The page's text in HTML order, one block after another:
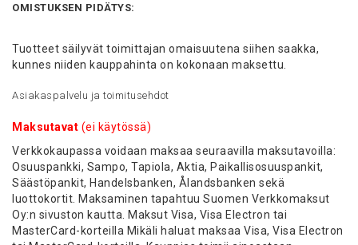
OMISTUKSEN PIDÄTYS:
Tuotteet säilyvät toimittajan omaisuutena siihen saakka,
kunnes niiden kauppahinta on kokonaan maksettu.
Asiakaspalvelu ja toimitusehdot
Maksutavat (ei käytössä)
Verkkokaupassa voidaan maksaa seuraavilla maksutavoilla:
Osuuspankki, Sampo, Tapiola, Aktia, Paikallisosuuspankit,
Säästöpankit, Handelsbanken, Ålandsbanken sekä
luottokortit. Maksaminen tapahtuu Suomen Verkkomaksut
Oy:n sivuston kautta. Maksut Visa, Visa Electron tai
MasterCard-korteilla Mikäli haluat maksaa Visa, Visa Electron